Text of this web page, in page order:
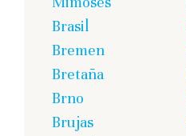
Brasil
Bremen
Bretaña
Brno
Brujas